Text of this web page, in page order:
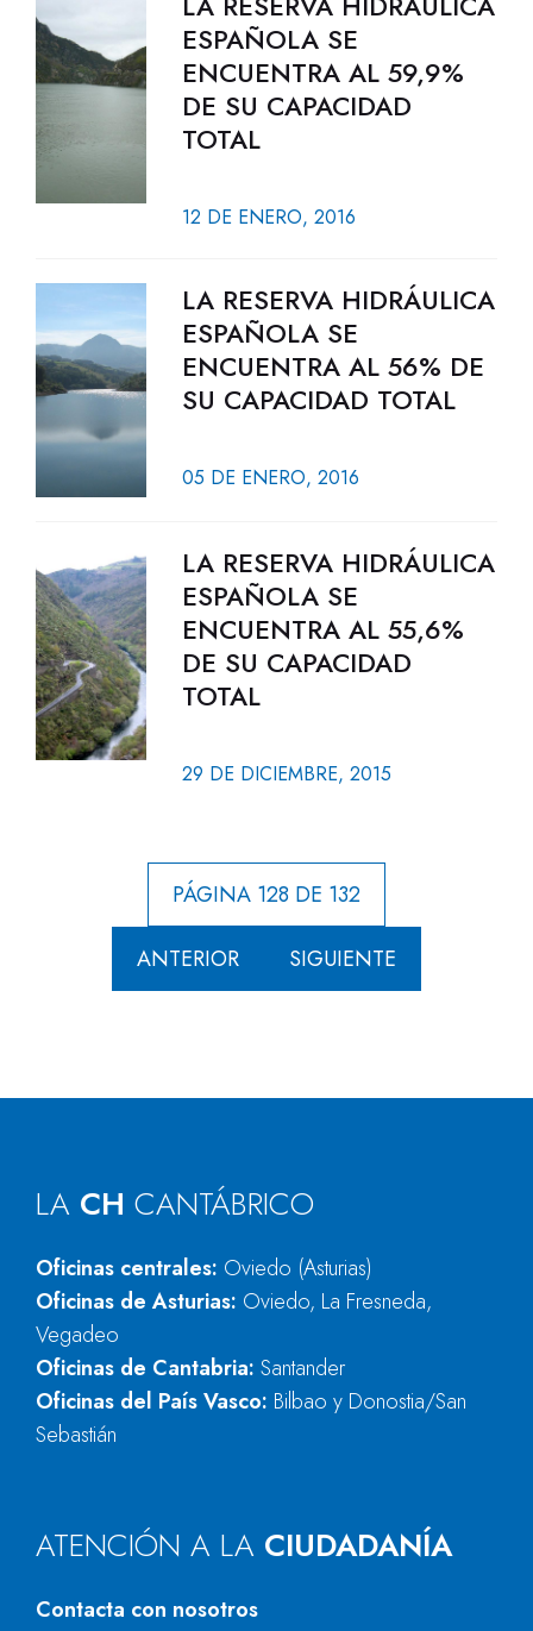
ESPAÑOLA SE
ENCUENTRA AL 59,9%
DE SU CAPACIDAD
TOTAL
12 DE ENERO, 2016
LA RESERVA HIDRÁULICA
ESPAÑOLA SE
ENCUENTRA AL 56% DE
SU CAPACIDAD TOTAL
05 DE ENERO, 2016
LA RESERVA HIDRÁULICA
ESPAÑOLA SE
ENCUENTRA AL 55,6%
DE SU CAPACIDAD
TOTAL
29 DE DICIEMBRE, 2015
PÁGINA 128 DE 132
ANTERIOR SIGUIENTE
LA CH CANTÁBRICO
Oficinas centrales: Oviedo (Asturias)
Oficinas de Asturias: Oviedo, La Fresneda,
Vegadeo
Oficinas de Cantabria: Santander
Oficinas del País Vasco: Bilbao y Donostia/San
Sebastián
ATENCIÓN A LA CIUDADANÍA
Contacta con nosotros